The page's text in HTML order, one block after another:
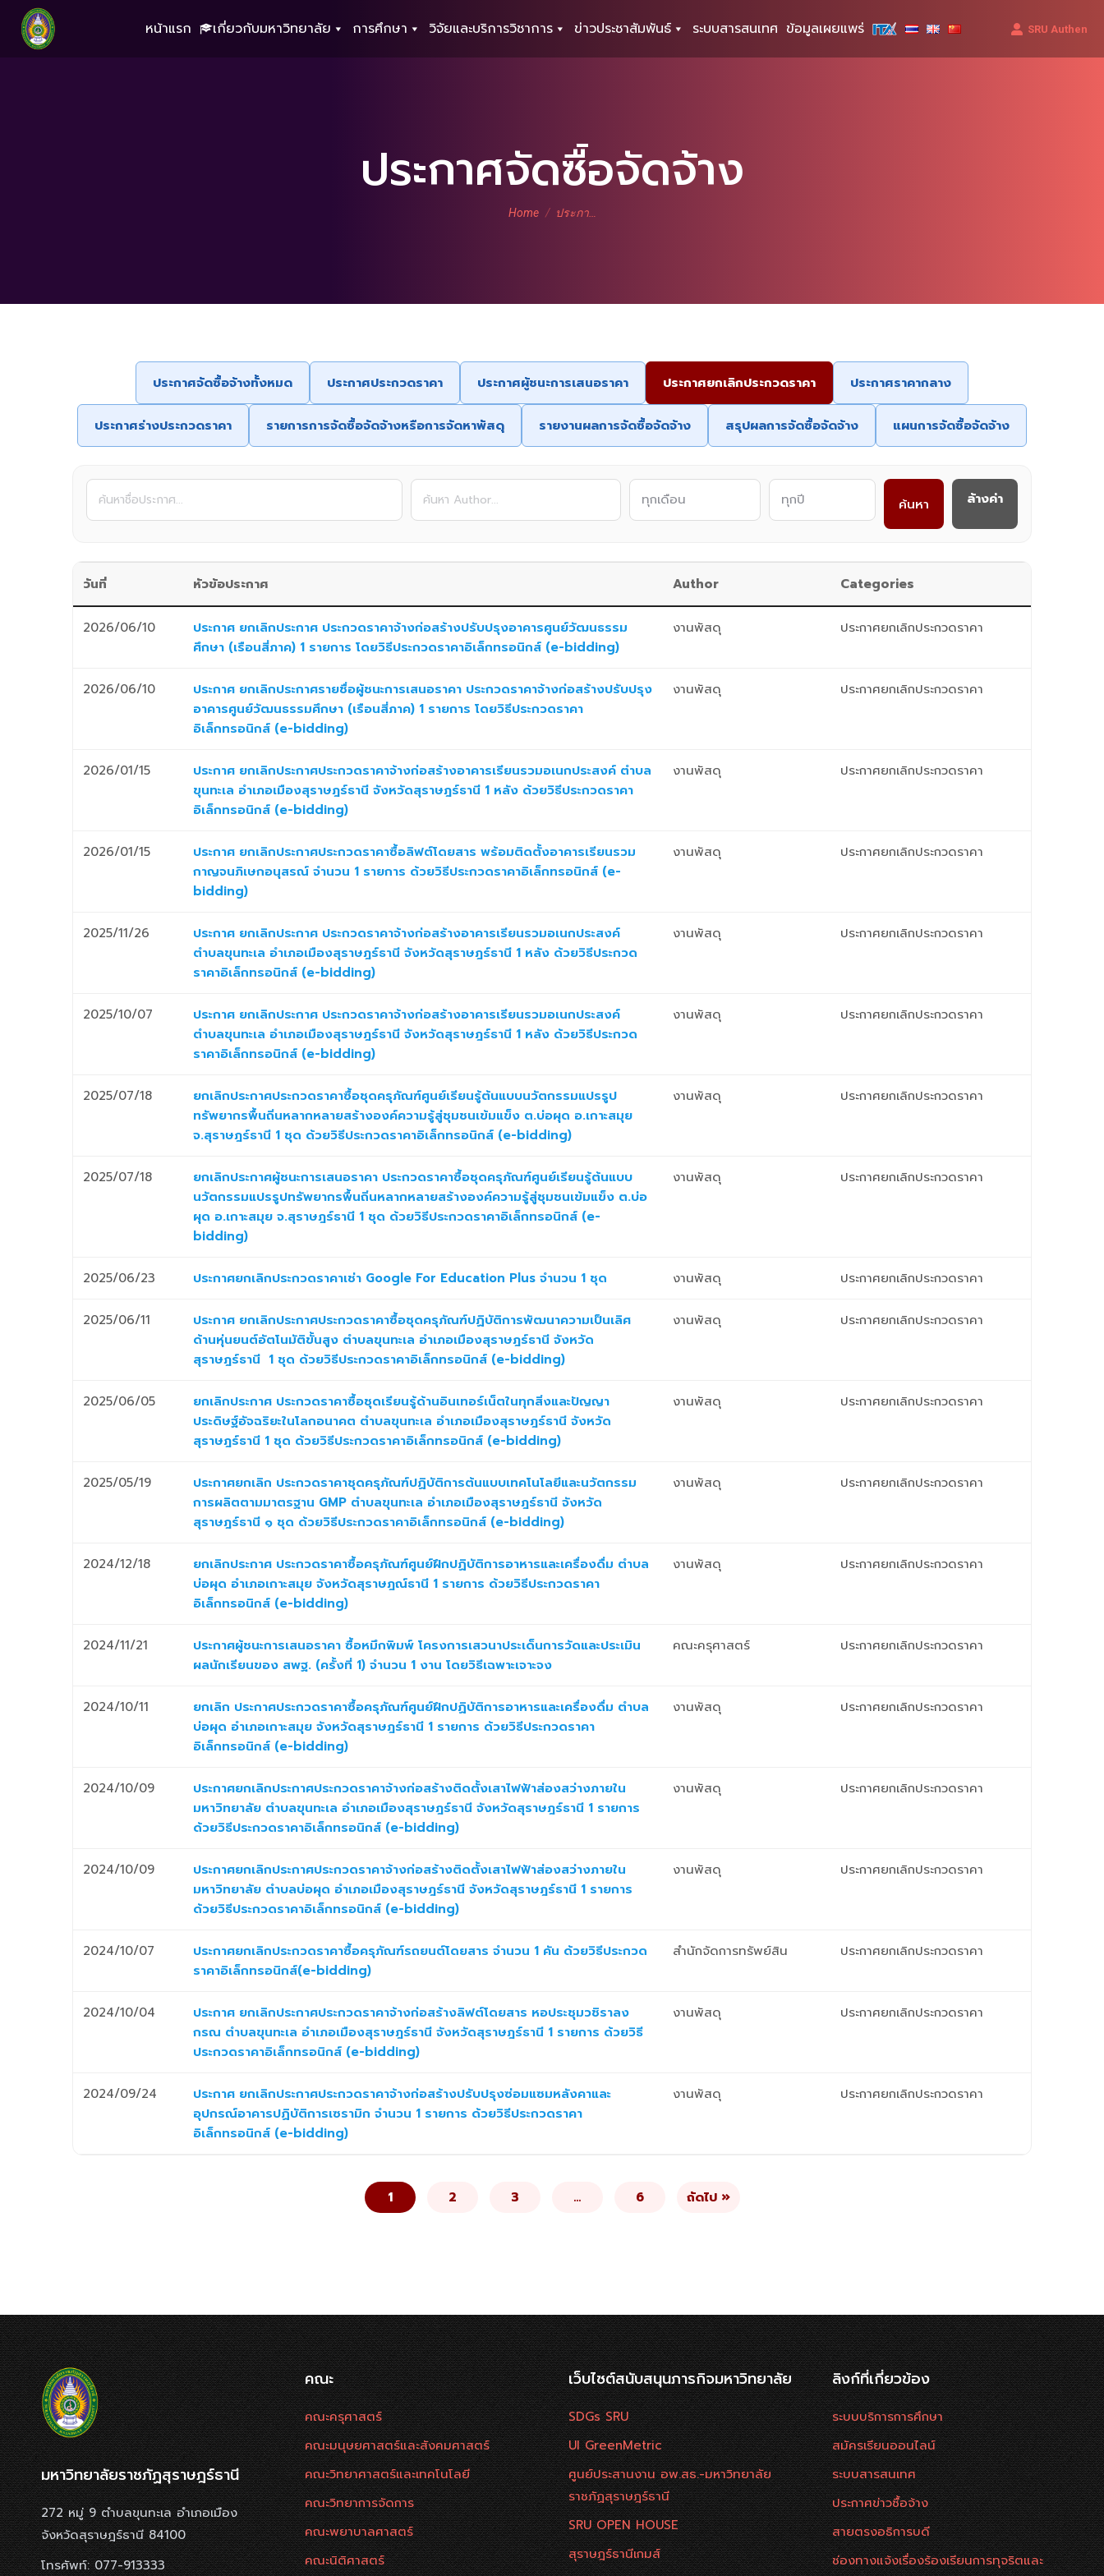
หน้าแรก เกี่ยวกับมหาวิทยาลัย การศึกษา วิจัยและบริการวิชาการ ข่าวประชาสัมพันธ์ ระบบสารสนเทศ ข้อมูลเผยแพร่ SRU Authen
ประกาศจัดซื้อจัดจ้าง
You are here:
Home ประกา…
ประกาศจัดซื้อจ้างทั้งหมด ประกาศประกวดราคา ประกาศผู้ชนะการเสนอราคา ประกาศยกเลิกประกวดราคา ประกาศราคากลาง
ประกาศร่างประกวดราคา รายการการจัดซื้อจัดจ้างหรือการจัดหาพัสดุ รายงานผลการจัดซื้อจัดจ้าง สรุปผลการจัดซื้อจัดจ้าง แผนการจัดซื้อจัดจ้าง
ค้นหา ล้างค่า
วันที่ หัวข้อประกาศ Author Categories
2026/06/10
ประกาศ ยกเลิกประกาศ ประกวดราคาจ้างก่อสร้างปรับปรุงอาคารศูนย์วัฒนธรรม
ศึกษา (เรือนสี่ภาค) 1 รายการ โดยวิธีประกวดราคาอิเล็กทรอนิกส์ (e-bidding)
งานพัสดุ ประกาศยกเลิกประกวดราคา
2026/06/10
ประกาศ ยกเลิกประกาศรายชื่อผู้ชนะการเสนอราคา ประกวดราคาจ้างก่อสร้างปรับปรุง
อาคารศูนย์วัฒนธรรมศึกษา (เรือนสี่ภาค) 1 รายการ โดยวิธีประกวดราคา
อิเล็กทรอนิกส์ (e-bidding)
งานพัสดุ ประกาศยกเลิกประกวดราคา
2026/01/15
ประกาศ ยกเลิกประกาศประกวดราคาจ้างก่อสร้างอาคารเรียนรวมอเนกประสงค์ ตำบล
ขุนทะเล อำเภอเมืองสุราษฎร์ธานี จังหวัดสุราษฎร์ธานี 1 หลัง ด้วยวิธีประกวดราคา
อิเล็กทรอนิกส์ (e-bidding)
งานพัสดุ ประกาศยกเลิกประกวดราคา
2026/01/15
ประกาศ ยกเลิกประกาศประกวดราคาซื้อลิฟต์โดยสาร พร้อมติดตั้งอาคารเรียนรวม
กาญจนภิเษกอนุสรณ์ จำนวน 1 รายการ ด้วยวิธีประกวดราคาอิเล็กทรอนิกส์ (e-
bidding)
งานพัสดุ ประกาศยกเลิกประกวดราคา
2025/11/26
ประกาศ ยกเลิกประกาศ ประกวดราคาจ้างก่อสร้างอาคารเรียนรวมอเนกประสงค์
ตำบลขุนทะเล อำเภอเมืองสุราษฎร์ธานี จังหวัดสุราษฎร์ธานี 1 หลัง ด้วยวิธีประกวด
ราคาอิเล็กทรอนิกส์ (e-bidding)
งานพัสดุ ประกาศยกเลิกประกวดราคา
2025/10/07
ประกาศ ยกเลิกประกาศ ประกวดราคาจ้างก่อสร้างอาคารเรียนรวมอเนกประสงค์
ตำบลขุนทะเล อำเภอเมืองสุราษฎร์ธานี จังหวัดสุราษฎร์ธานี 1 หลัง ด้วยวิธีประกวด
ราคาอิเล็กทรอนิกส์ (e-bidding)
งานพัสดุ ประกาศยกเลิกประกวดราคา
2025/07/18
ยกเลิกประกาศประกวดราคาซื้อชุดครุภัณฑ์ศูนย์เรียนรู้ต้นแบบนวัตกรรมแปรรูป
ทรัพยากรพื้นถิ่นหลากหลายสร้างองค์ความรู้สู่ชุมชนเข้มแข็ง ต.บ่อผุด อ.เกาะสมุย
จ.สุราษฎร์ธานี 1 ชุด ด้วยวิธีประกวดราคาอิเล็กทรอนิกส์ (e-bidding)
งานพัสดุ ประกาศยกเลิกประกวดราคา
2025/07/18
ยกเลิกประกาศผู้ชนะการเสนอราคา ประกวดราคาซื้อชุดครุภัณฑ์ศูนย์เรียนรู้ต้นแบบ
นวัตกรรมแปรรูปทรัพยากรพื้นถิ่นหลากหลายสร้างองค์ความรู้สู่ชุมชนเข้มแข็ง ต.บ่อ
ผุด อ.เกาะสมุย จ.สุราษฎร์ธานี 1 ชุด ด้วยวิธีประกวดราคาอิเล็กทรอนิกส์ (e-
bidding)
งานพัสดุ ประกาศยกเลิกประกวดราคา
2025/06/23 ประกาศยกเลิกประกวดราคาเช่า Google For Education Plus จำนวน 1 ชุด งานพัสดุ ประกาศยกเลิกประกวดราคา
2025/06/11
ประกาศ ยกเลิกประกาศประกวดราคาซื้อชุดครุภัณฑ์ปฏิบัติการพัฒนาความเป็นเลิศ
ด้านหุ่นยนต์อัตโนมัติขั้นสูง ตำบลขุนทะเล อำเภอเมืองสุราษฎร์ธานี จังหวัด
สุราษฎร์ธานี 1 ชุด ด้วยวิธีประกวดราคาอิเล็กทรอนิกส์ (e-bidding)
งานพัสดุ ประกาศยกเลิกประกวดราคา
2025/06/05
ยกเลิกประกาศ ประกวดราคาซื้อชุดเรียนรู้ด้านอินเทอร์เน็ตในทุกสิ่งและปัญญา
ประดิษฐ์อัจฉริยะในโลกอนาคต ตำบลขุนทะเล อำเภอเมืองสุราษฎร์ธานี จังหวัด
สุราษฎร์ธานี 1 ชุด ด้วยวิธีประกวดราคาอิเล็กทรอนิกส์ (e-bidding)
งานพัสดุ ประกาศยกเลิกประกวดราคา
2025/05/19
ประกาศยกเลิก ประกวดราคาชุดครุภัณฑ์ปฏิบัติการต้นแบบเทคโนโลยีและนวัตกรรม
การผลิตตามมาตรฐาน GMP ตำบลขุนทะเล อำเภอเมืองสุราษฎร์ธานี จังหวัด
สุราษฎร์ธานี ๑ ชุด ด้วยวิธีประกวดราคาอิเล็กทรอนิกส์ (e-bidding)
งานพัสดุ ประกาศยกเลิกประกวดราคา
2024/12/18
ยกเลิกประกาศ ประกวดราคาซื้อครุภัณฑ์ศูนย์ฝึกปฏิบัติการอาหารและเครื่องดื่ม ตำบล
บ่อผุด อำเภอเกาะสมุย จังหวัดสุราษฎณ์ธานี 1 รายการ ด้วยวิธีประกวดราคา
อิเล็กทรอนิกส์ (e-bidding)
งานพัสดุ ประกาศยกเลิกประกวดราคา
2024/11/21
ประกาศผู้ชนะการเสนอราคา ซื้อหมึกพิมพ์ โครงการเสวนาประเด็นการวัดและประเมิน
ผลนักเรียนของ สพฐ. (ครั้งที่ 1) จำนวน 1 งาน โดยวิธีเฉพาะเจาะจง
คณะครุศาสตร์ ประกาศยกเลิกประกวดราคา
2024/10/11
ยกเลิก ประกาศประกวดราคาซื้อครุภัณฑ์ศูนย์ฝึกปฏิบัติการอาหารและเครื่องดื่ม ตำบล
บ่อผุด อำเภอเกาะสมุย จังหวัดสุราษฎร์ธานี 1 รายการ ด้วยวิธีประกวดราคา
อิเล็กทรอนิกส์ (e-bidding)
งานพัสดุ ประกาศยกเลิกประกวดราคา
2024/10/09
ประกาศยกเลิกประกาศประกวดราคาจ้างก่อสร้างติดตั้งเสาไฟฟ้าส่องสว่างภายใน
มหาวิทยาลัย ตำบลขุนทะเล อำเภอเมืองสุราษฎร์ธานี จังหวัดสุราษฎร์ธานี 1 รายการ
ด้วยวิธีประกวดราคาอิเล็กทรอนิกส์ (e-bidding)
งานพัสดุ ประกาศยกเลิกประกวดราคา
2024/10/09
ประกาศยกเลิกประกาศประกวดราคาจ้างก่อสร้างติดตั้งเสาไฟฟ้าส่องสว่างภายใน
มหาวิทยาลัย ตำบลบ่อผุด อำเภอเมืองสุราษฎร์ธานี จังหวัดสุราษฎร์ธานี 1 รายการ
ด้วยวิธีประกวดราคาอิเล็กทรอนิกส์ (e-bidding)
งานพัสดุ ประกาศยกเลิกประกวดราคา
2024/10/07
ประกาศยกเลิกประกวดราคาซื้อครุภัณฑ์รถยนต์โดยสาร จำนวน 1 คัน ด้วยวิธีประกวด
ราคาอิเล็กทรอนิกส์(e-bidding)
สำนักจัดการทรัพย์สิน ประกาศยกเลิกประกวดราคา
2024/10/04
ประกาศ ยกเลิกประกาศประกวดราคาจ้างก่อสร้างลิฟต์โดยสาร หอประชุมวชิราลง
กรณ ตำบลขุนทะเล อำเภอเมืองสุราษฎร์ธานี จังหวัดสุราษฎร์ธานี 1 รายการ ด้วยวิธี
ประกวดราคาอิเล็กทรอนิกส์ (e-bidding)
งานพัสดุ ประกาศยกเลิกประกวดราคา
2024/09/24
ประกาศ ยกเลิกประกาศประกวดราคาจ้างก่อสร้างปรับปรุงซ่อมแซมหลังคาและ
อุปกรณ์อาคารปฏิบัติการเซรามิก จำนวน 1 รายการ ด้วยวิธีประกวดราคา
อิเล็กทรอนิกส์ (e-bidding)
งานพัสดุ ประกาศยกเลิกประกวดราคา
1 2 3 … 6 ถัดไป »
มหาวิทยาลัยราชภัฏสุราษฎร์ธานี
272 หมู่ 9 ตำบลขุนทะเล อำเภอเมือง
จังหวัดสุราษฎร์ธานี 84100
โทรศัพท์: 077-913333
คณะ
คณะครุศาสตร์
คณะมนุษยศาสตร์และสังคมศาสตร์
คณะวิทยาศาสตร์และเทคโนโลยี
คณะวิทยาการจัดการ
คณะพยาบาลศาสตร์
คณะนิติศาสตร์
เว็บไซต์สนับสนุนภารกิจมหาวิทยาลัย
SDGs SRU
UI GreenMetric
ศูนย์ประสานงาน อพ.สธ.-มหาวิทยาลัย
ราชภัฏสุราษฎร์ธานี
SRU OPEN HOUSE
สุราษฎร์ธานีเกมส์
ลิงก์ที่เกี่ยวข้อง
ระบบบริการการศึกษา
สมัครเรียนออนไลน์
ระบบสารสนเทศ
ประกาศข่าวซื้อจ้าง
สายตรงอธิการบดี
ช่องทางแจ้งเรื่องร้องเรียนการทุจริตและ